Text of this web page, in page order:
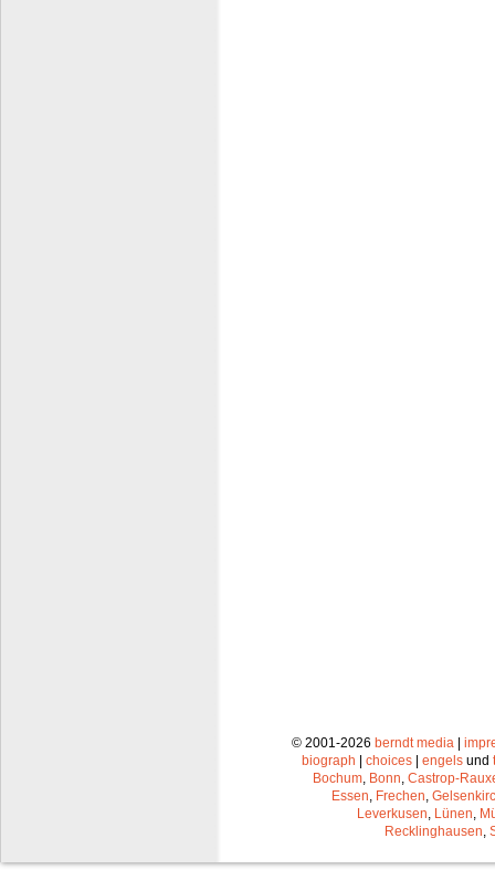
© 2001-2026 berndt media |
biograph | choices | engels und
Bochum Bonn Castrop-
Essen Frechen
Leverkusen Lünen
Recklinghausen